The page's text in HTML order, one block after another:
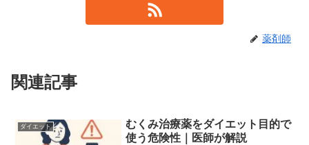
薬剤師
関連記事
ダイエット
むくみ治療薬をダイエット目的で
使う危険性｜医師が解説